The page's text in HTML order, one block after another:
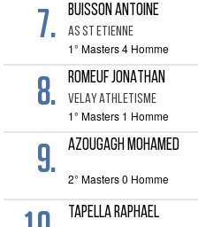
7. BUISSON ANTOINE
AS ST ETIENNE
1° Masters 4 Homme
8. ROMEUF JONATHAN
VELAY ATHLETISME
1° Masters 1 Homme
9. AZOUGAGH MOHAMED
2° Masters 0 Homme
TAPELLA RAPHAEL